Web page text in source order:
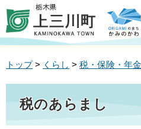
トップ> くらし > 税・保険・年金
税のあらまし